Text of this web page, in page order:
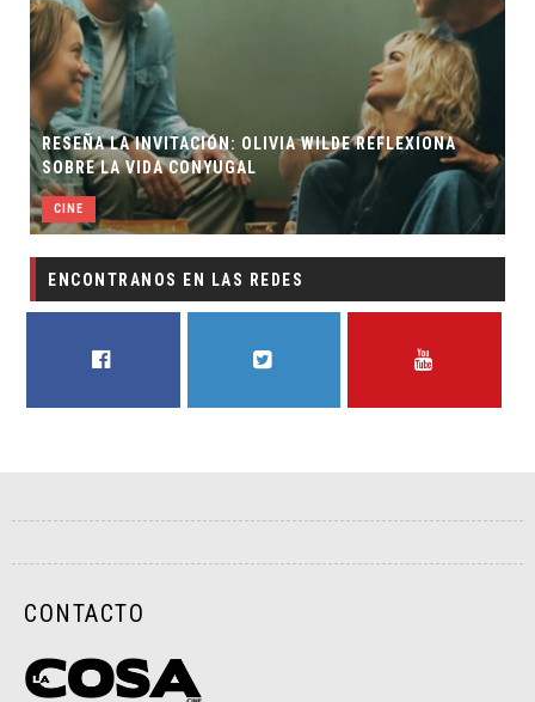
RESEÑA LA INVITACIÓN: OLIVIA WILDE REFLEXIONA
SOBRE LA VIDA CONYUGAL
CINE
ENCONTRANOS EN LAS REDES
CONTACTO